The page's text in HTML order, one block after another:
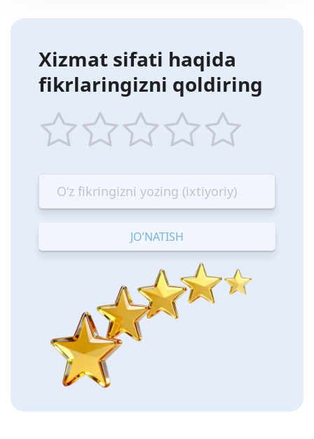
Xizmat sifati haqida
fikrlaringizni qoldiring
star
Terrible
stars
—
Bad
stars
—
OK
stars
—
Good
stars
—
Excellent